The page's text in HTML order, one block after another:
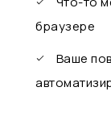
браузере
Ваше